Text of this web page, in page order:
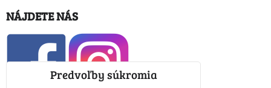
NÁJDETE NÁS
Predvoľby súkromia